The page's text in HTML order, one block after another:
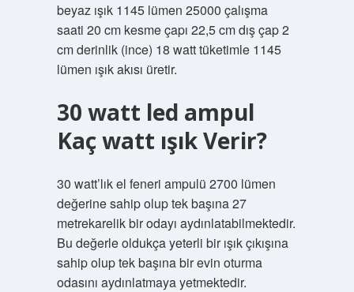
beyaz ışık 1145 lümen 25000 çalışma
saati 20 cm kesme çapı 22,5 cm dış çap 2
cm derinlik (ince) 18 watt tüketimle 1145
lümen ışık akısı üretir.
30 watt led ampul
Kaç watt ışık Verir?
30 watt’lık el feneri ampulü 2700 lümen
değerine sahip olup tek başına 27
metrekarelik bir odayı aydınlatabilmektedir.
Bu değerle oldukça yeterli bir ışık çıkışına
sahip olup tek başına bir evin oturma
odasını aydınlatmaya yetmektedir.